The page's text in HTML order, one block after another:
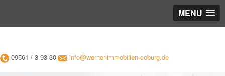
MENU
09561 / 3 93 30 info@werner-immobilien-coburg.de